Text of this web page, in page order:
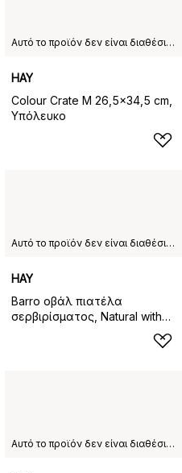
Αυτό το προϊόν δεν είναι διαθέσιμο στη χώρα παράδοσης που έχετε επιλέξει.
HAY
Colour Crate M 26,5x34,5 cm,
Υπόλευκο
Αυτό το προϊόν δεν είναι διαθέσιμο στη χώρα παράδοσης που έχετε επιλέξει.
HAY
Barro οβάλ πιατέλα
σερβιρίσματος, Natural with
Αυτό το προϊόν δεν είναι διαθέσιμο στη χώρα παράδοσης που έχετε επιλέξει.